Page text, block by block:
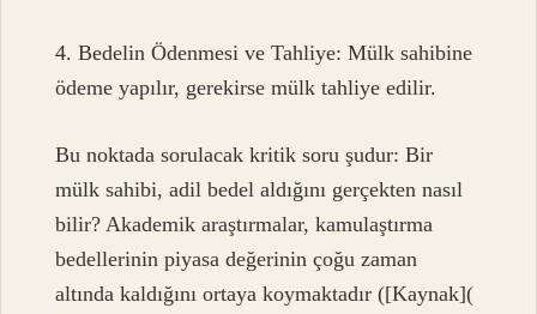
4. Bedelin Ödenmesi ve Tahliye: Mülk sahibine
ödeme yapılır, gerekirse mülk tahliye edilir.
Bu noktada sorulacak kritik soru şudur: Bir
mülk sahibi, adil bedel aldığını gerçekten nasıl
bilir? Akademik araştırmalar, kamulaştırma
bedellerinin piyasa değerinin çoğu zaman
altında kaldığını ortaya koymaktadır ([Kaynak](